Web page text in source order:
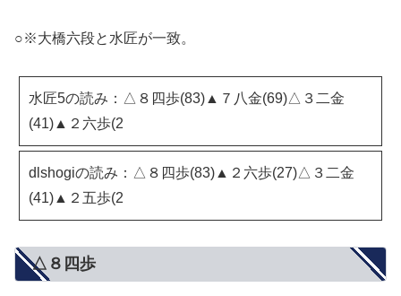
○※大橋六段と水匠が一致。
水匠5の読み：△８四歩(83)▲７八金(69)△３二金
(41)▲２六歩(2
dlshogiの読み：△８四歩(83)▲２六歩(27)△３二金
(41)▲２五歩(2
△８四歩